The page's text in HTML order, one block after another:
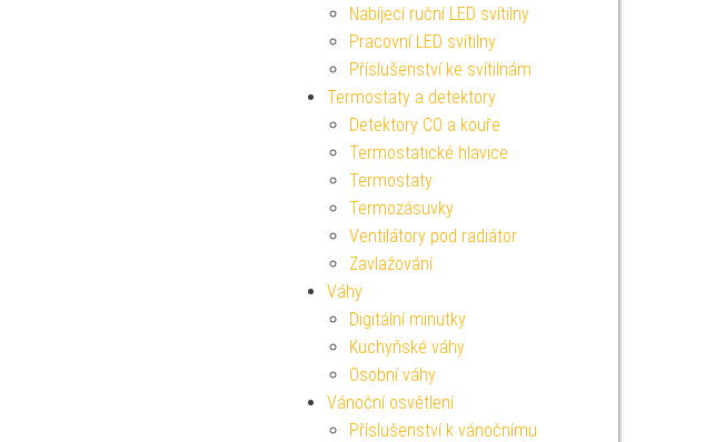
Nabíjecí ruční LED svítilny
Pracovní LED svítilny
Příslušenství ke svítilnám
Termostaty a detektory
Detektory CO a kouře
Termostatické hlavice
Termostaty
Termozásuvky
Ventilátory pod radiátor
Zavlažování
Váhy
Digitální minutky
Kuchyňské váhy
Osobní váhy
Vánoční osvětlení
Příslušenství k vánočnímu